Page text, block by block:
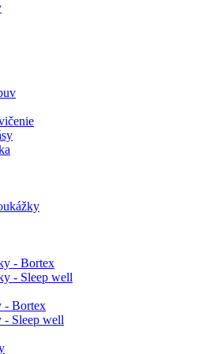
- Bortex
- Sleep well
- Bortex
- Sleep well